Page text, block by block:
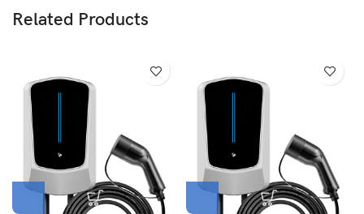
Related Products